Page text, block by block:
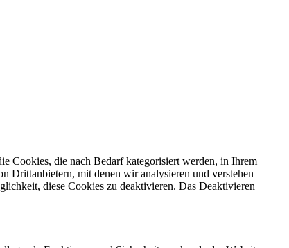
Cookies, die nach Bedarf kategorisiert werden, in Ihrem
Drittanbietern, mit denen wir analysieren und verstehen
diese Cookies zu deaktivieren. Das Deaktivieren